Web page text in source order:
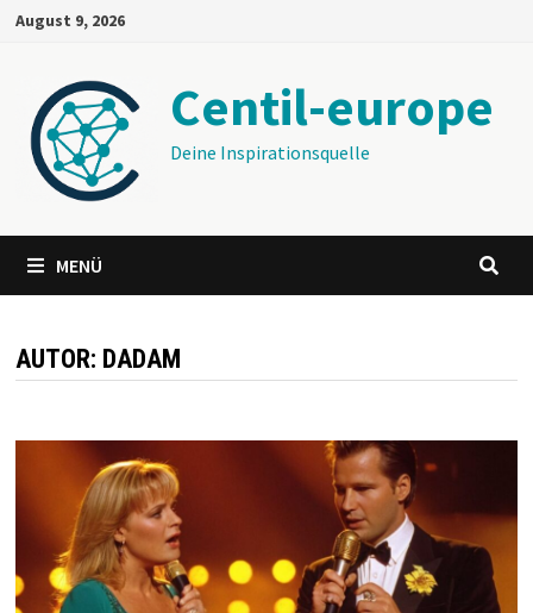
Zum
springen
August 9, 2026
Centil-europe
Deine Inspirationsquelle
MENÜ
AUTOR: DADAM